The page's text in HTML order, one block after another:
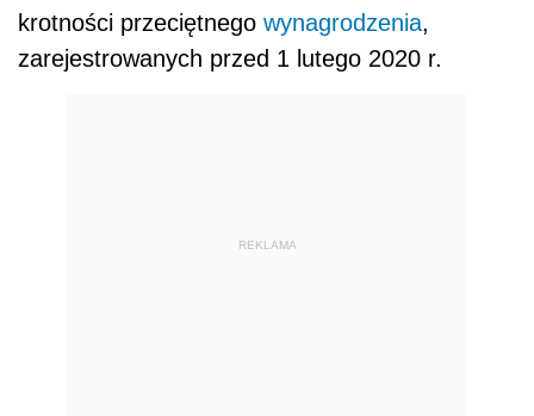
krotności przeciętnego wynagrodzenia,
zarejestrowanych przed 1 lutego 2020 r.
REKLAMA